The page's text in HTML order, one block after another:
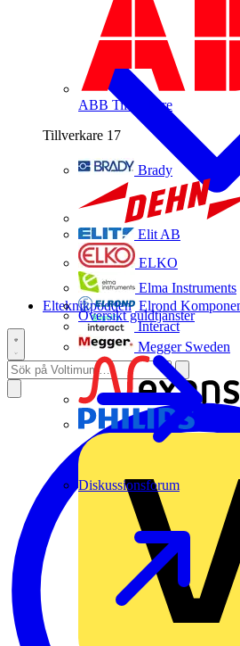
ABB Tillverkare
Tillverkare 17
Brady
Elit AB
ELKO
Elma Instruments
Elrond
Interact
Megger Sweden
Översikt guldtjänster
Diskussionsforum
Elteknikpodden